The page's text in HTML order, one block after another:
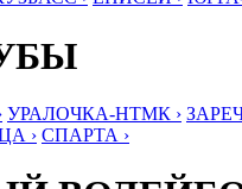
УРАЛОЧКА-НТМК ›
› СПАРТА ›